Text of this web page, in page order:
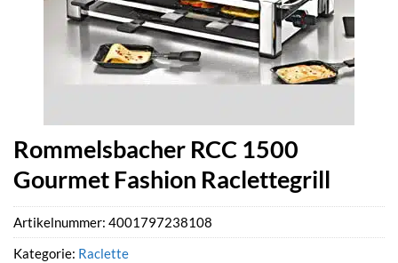
Rommelsbacher RCC 1500
Gourmet Fashion Raclettegrill
Artikelnummer: 4001797238108
Kategorie: Raclette